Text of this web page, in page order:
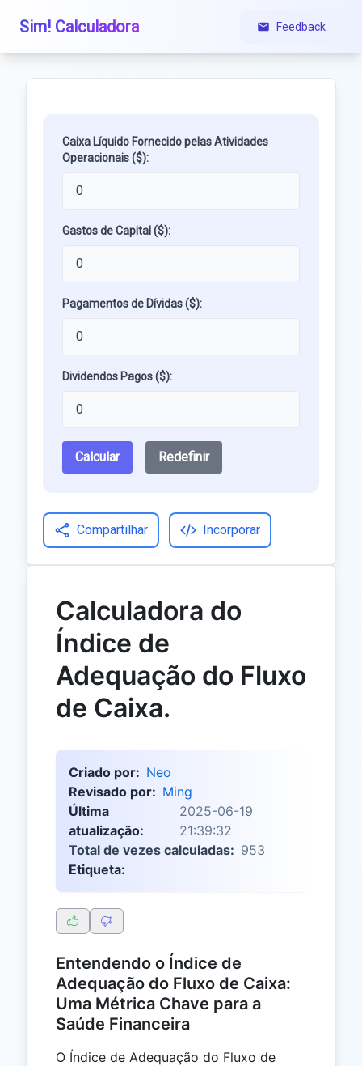
Sim! Calculadora Feedback
Caixa Líquido Fornecido pelas Atividades
Operacionais ($):
Gastos de Capital ($):
Pagamentos de Dívidas ($):
Dividendos Pagos ($):
Calcular Redefinir
Compartilhar Incorporar
Calculadora do
Índice de
Adequação do Fluxo
de Caixa.
Criado por: Neo
Revisado por: Ming
Última
atualização:
2025-06-19
21:39:32
Total de vezes calculadas: 953
Etiqueta:
Entendendo o Índice de
Adequação do Fluxo de Caixa:
Uma Métrica Chave para a
Saúde Financeira
O Índice de Adequação do Fluxo de